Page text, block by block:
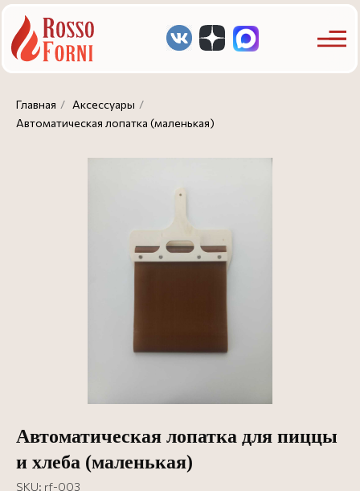
Главная / Аксессуары /
Автоматическая лопатка (маленькая)
Автоматическая лопатка для пиццы
и хлеба (маленькая)
SKU: rf-003